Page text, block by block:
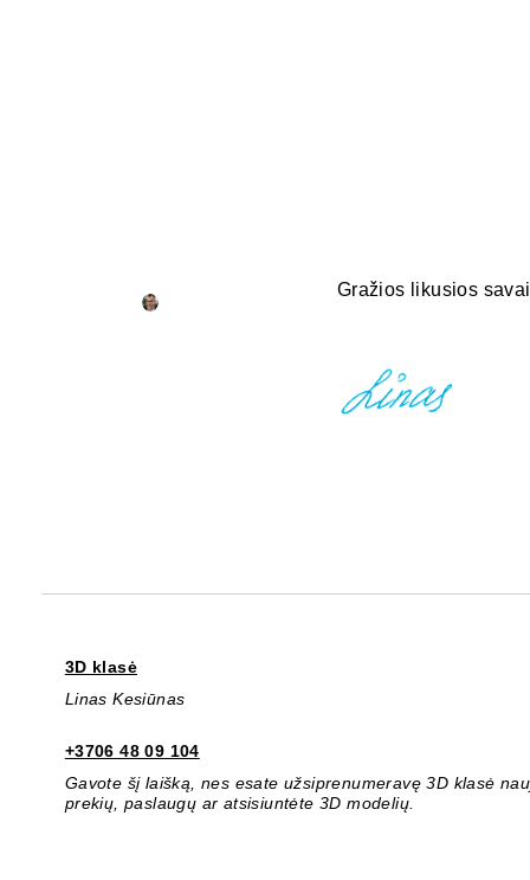
Gražios likusios
3D klasė
Linas Kesiūnas
+3706 48 09 104
Gavote šį laišką, nes esate užsiprenumeravę 3D klasė
prekių, paslaugų ar atsisiuntėte 3D modelių.